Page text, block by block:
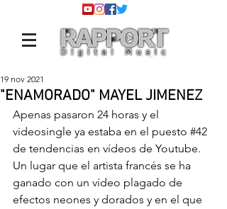
"ENAMORADO" MAYEL JIMENEZ
19 nov 2021
Apenas pasaron 24 horas y el
videosingle ya estaba en el puesto #42
de tendencias en vídeos de Youtube.
Un lugar que el artista francés se ha
ganado con un vídeo plagado de
efectos neones y dorados y en el que